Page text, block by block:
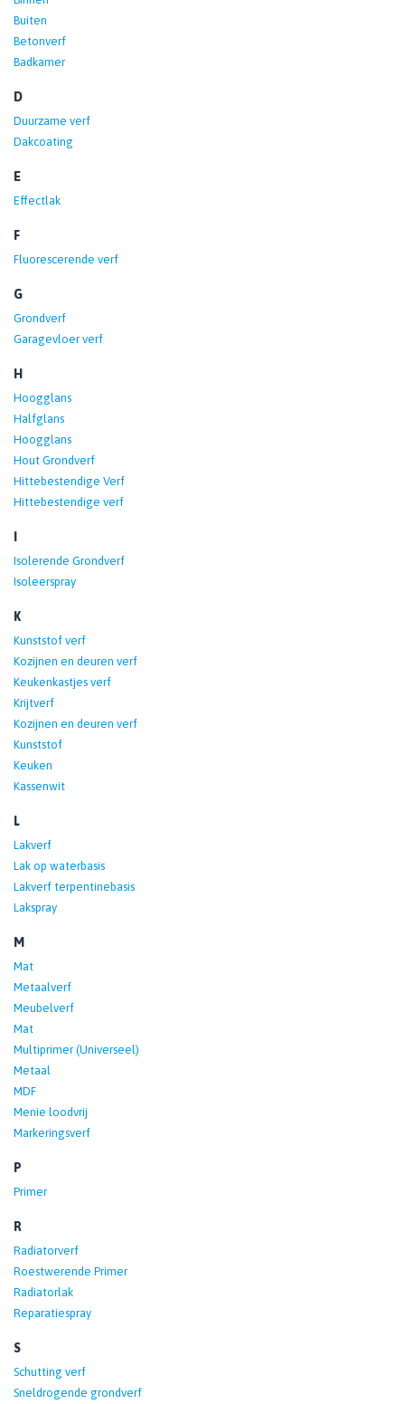
Buiten
Betonverf
Badkamer
D
Duurzame verf
Dakcoating
E
Effectlak
F
Fluorescerende verf
G
Grondverf
Garagevloer verf
H
Hoogglans
Halfglans
Hoogglans
Hout Grondverf
Hittebestendige Verf
Hittebestendige verf
I
Isolerende Grondverf
Isoleerspray
K
Kunststof verf
Kozijnen en deuren verf
Keukenkastjes verf
Krijtverf
Kozijnen en deuren verf
Kunststof
Keuken
Kassenwit
L
Lakverf
Lak op waterbasis
Lakverf terpentinebasis
Lakspray
M
Mat
Metaalverf
Meubelverf
Mat
Multiprimer (Universeel)
Metaal
MDF
Menie loodvrij
Markeringsverf
P
Primer
R
Radiatorverf
Roestwerende Primer
Radiatorlak
Reparatiespray
S
Schutting verf
Sneldrogende grondverf